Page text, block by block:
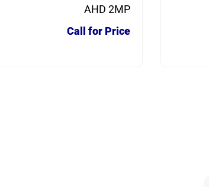
AHD 2MP
Call for Price